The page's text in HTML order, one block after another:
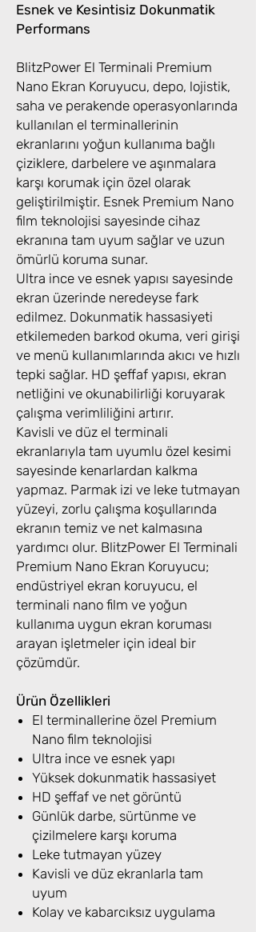
Esnek ve Kesintisiz Dokunmatik
Performans
BlitzPower El Terminali Premium
Nano Ekran Koruyucu, depo, lojistik,
saha ve perakende operasyonlarında
kullanılan el terminallerinin
ekranlarını yoğun kullanıma bağlı
çiziklere, darbelere ve aşınmalara
karşı korumak için özel olarak
geliştirilmiştir. Esnek Premium Nano
film teknolojisi sayesinde cihaz
ekranına tam uyum sağlar ve uzun
ömürlü koruma sunar.
Ultra ince ve esnek yapısı sayesinde
ekran üzerinde neredeyse fark
edilmez. Dokunmatik hassasiyeti
etkilemeden barkod okuma, veri girişi
ve menü kullanımlarında akıcı ve hızlı
tepki sağlar. HD şeffaf yapısı, ekran
netliğini ve okunabilirliği koruyarak
çalışma verimliliğini artırır.
Kavisli ve düz el terminali
ekranlarıyla tam uyumlu özel kesimi
sayesinde kenarlardan kalkma
yapmaz. Parmak izi ve leke tutmayan
yüzeyi, zorlu çalışma koşullarında
ekranın temiz ve net kalmasına
yardımcı olur. BlitzPower El Terminali
Premium Nano Ekran Koruyucu;
endüstriyel ekran koruyucu, el
terminali nano film ve yoğun
kullanıma uygun ekran koruması
arayan işletmeler için ideal bir
çözümdür.
Ürün Özellikleri
El terminallerine özel Premium
Nano film teknolojisi
Ultra ince ve esnek yapı
Yüksek dokunmatik hassasiyet
HD şeffaf ve net görüntü
Günlük darbe, sürtünme ve
çizilmelere karşı koruma
Leke tutmayan yüzey
Kavisli ve düz ekranlarla tam
uyum
Kolay ve kabarcıksız uygulama